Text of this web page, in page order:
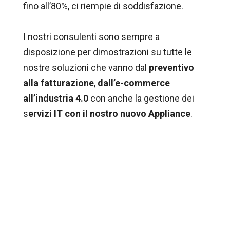
fino all’80%, ci riempie di soddisfazione.
I nostri consulenti sono sempre a
disposizione per dimostrazioni su tutte le
nostre soluzioni che vanno dal preventivo
alla fatturazione, dall’e-commerce
all’industria 4.0con anche la gestione dei
servizi IT con il nostro nuovo Appliance.